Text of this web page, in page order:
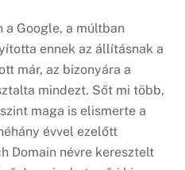
Google, a múltban
ennek az állításnak a
már, az bizonyára a
mindezt. Sőt mi több,
maga is elismerte a
évvel ezelőtt
Domain névre keresztelt